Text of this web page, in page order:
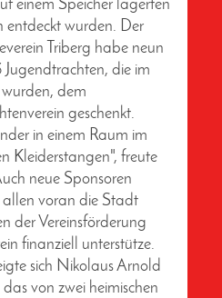
einem Speicher lagerten
wurden. Der
Triberg habe neun
Jugendtrachten, die im
dem
geschenkt.
in einem Raum im
Kleiderstangen", freute
neue Sponsoren
allen voran die Stadt
der Vereinsförderung
finanziell unterstütze.
sich Nikolaus Arnold
von zwei heimischen